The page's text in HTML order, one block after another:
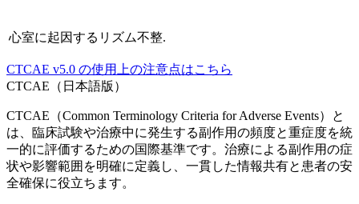
心室に起因するリズム不整.
CTCAE v5.0 の使用上の注意点はこちら
CTCAE（日本語版）
CTCAE（Common Terminology Criteria for Adverse Events）と
は、臨床試験や治療中に発生する副作用の頻度と重症度を統
一的に評価するための国際基準です。治療による副作用の症
状や影響範囲を明確に定義し、一貫した情報共有と患者の安
全確保に役立ちます。